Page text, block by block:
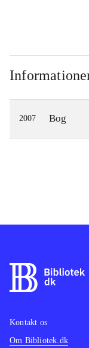
2007 Bog
Kontakt os
Om Bibliotek.dk